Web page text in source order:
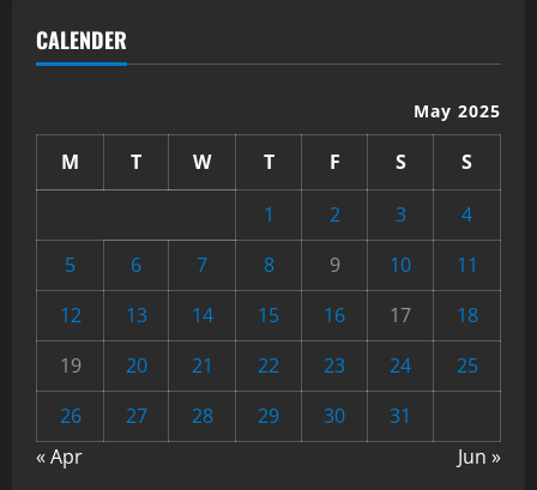
CALENDER
May 2025
M T W T F S
S
1
2 3
4
5
6 7 8 9 10
11
12
13 14 15 16 17
18
19
20 21 22 23 24
25
26
27 28 29 30
31
« Apr
Jun »